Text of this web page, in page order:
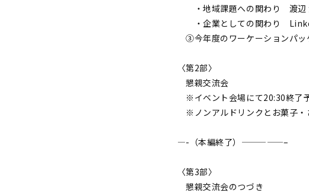
・地域課題への関わり 渡辺
・企業としての関わり
③今年度のワーケーションパッ
〈第2部〉
懇親交流会
※イベント会場にて20:30終了
※ノンアルドリンクとお菓子・
—-（本編終了）—————–
〈第3部〉
懇親交流会のつづき